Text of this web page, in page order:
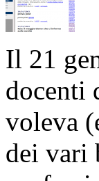
Il 21
docenti
voleva
dei vari